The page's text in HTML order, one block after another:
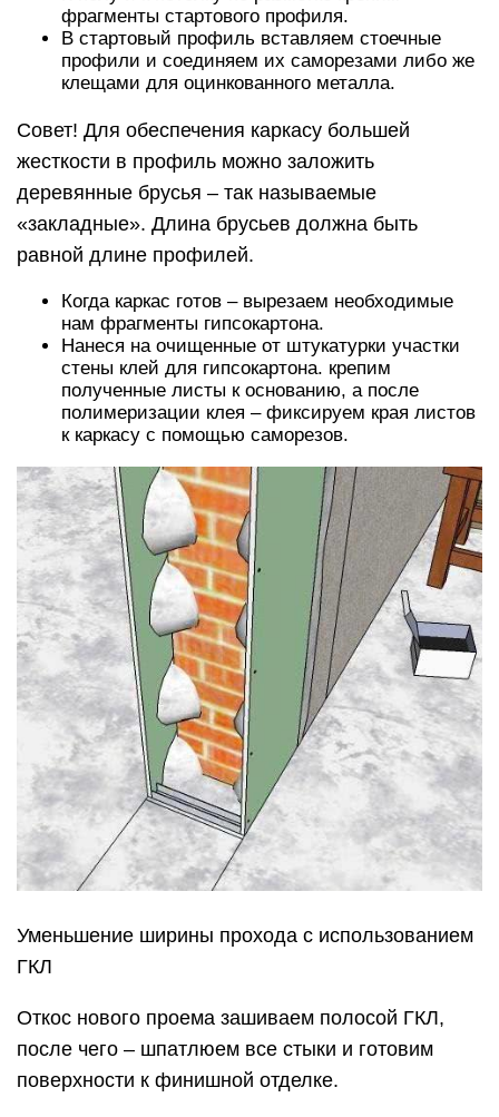
фрагменты стартового профиля.
В стартовый профиль вставляем стоечные
профили и соединяем их саморезами либо же
клещами для оцинкованного металла.
Совет! Для обеспечения каркасу большей
жесткости в профиль можно заложить
деревянные брусья – так называемые
«закладные». Длина брусьев должна быть
равной длине профилей.
Когда каркас готов – вырезаем необходимые
нам фрагменты гипсокартона.
Нанеся на очищенные от штукатурки участки
стены клей для гипсокартона. крепим
полученные листы к основанию, а после
полимеризации клея – фиксируем края листов
к каркасу с помощью саморезов.
Уменьшение ширины прохода с использованием
ГКЛ
Откос нового проема зашиваем полосой ГКЛ,
после чего – шпатлюем все стыки и готовим
поверхности к финишной отделке.